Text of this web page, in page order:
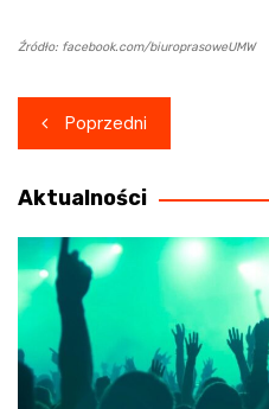
Źródło: facebook.com/biuroprasoweUMW
Nawigacja
wpisu
Poprzedni
Aktualności